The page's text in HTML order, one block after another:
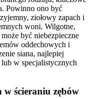
Powinno ono być
ziołowy zapach i
woni. Wilgotne,
być niebezpieczne
oddechowych i
siana, najlepiej
w specjalistycznych
w ścieraniu zębów